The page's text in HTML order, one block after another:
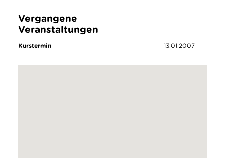
Vergangene
Veranstaltungen
Kurstermin 13.01.2007